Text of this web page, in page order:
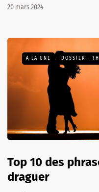
20 mars 2024
A LA UNE DOSSIER -
Top 10 des
draguer